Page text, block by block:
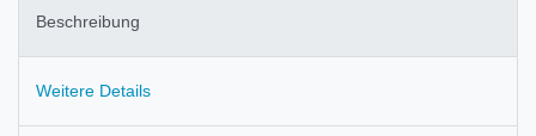
Beschreibung
Weitere Details